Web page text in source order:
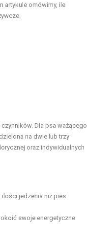
artykule omówimy, ile
Dla psa ważącego
na dwie lub trzy
oraz indywidualnych
jedzenia niż pies
swoje energetyczne